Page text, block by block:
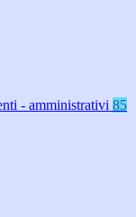
- amministrativi 85